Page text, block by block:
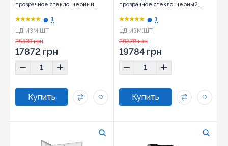
прозрачное стекло, черный
BT)
Ед изм:шт
1
25531 грн
17872 грн
прозрачное стекло, черный
BT)
Ед изм:шт
1
26378 грн
19784 грн